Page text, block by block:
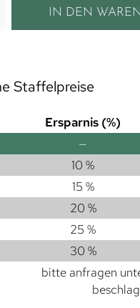
IN DEN
Staffelpreise
Ersparnis (%)
—
10 %
15 %
20 %
25 %
30 %
bitte anfragen